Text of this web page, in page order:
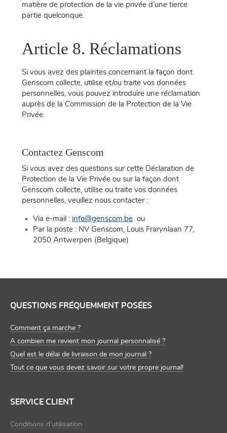
matière de protection de la vie privée d’une tierce
partie quelconque.
Article 8. Réclamations
Si vous avez des plaintes concernant la façon dont
Genscom collecte, utilise et/ou traite vos données
personnelles, vous pouvez introduire une réclamation
auprès de la Commission de la Protection de la Vie
Privée.
Contactez Genscom
Si vous avez des questions sur cette Déclaration de
Protection de la Vie Privée ou sur la façon dont
Genscom collecte, utilise ou traite vos données
personnelles, veuillez nous contacter :
Via e-mail : info@genscom.be ou
Par la poste : NV Genscom, Louis Frarynlaan 77,
2050 Antwerpen (Belgique)
QUESTIONS FRÉQUEMMENT POSÉES
Comment ça marche ?
A combien me revient mon journal personnalisé ?
Quel est le délai de livraison de mon journal ?
Tout ce que vous devez savoir sur votre propre journal!
SERVICE CLIENT
Conditions d’utilisation